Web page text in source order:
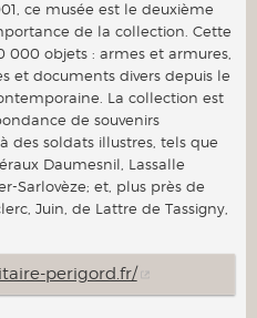
ce musée est le deuxième
de la collection. Cette
objets : armes et armures,
et documents divers depuis le
La collection est
de souvenirs
des soldats illustres, tels que
Daumesnil, Lassalle
Sarlovèze; et, plus près de
Juin, de Lattre de Tassigny,
perigord.fr/